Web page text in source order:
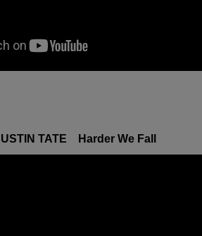
TATE Harder We Fall